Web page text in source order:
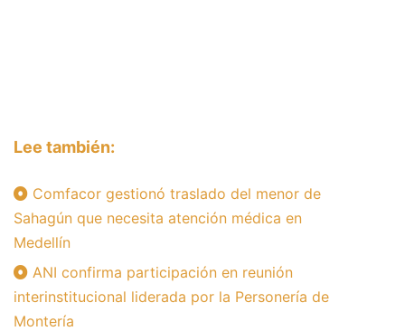
Lee también:
Comfacor gestionó traslado del menor de
Sahagún que necesita atención médica en
Medellín
ANI confirma participación en reunión
interinstitucional liderada por la Personería de
Montería